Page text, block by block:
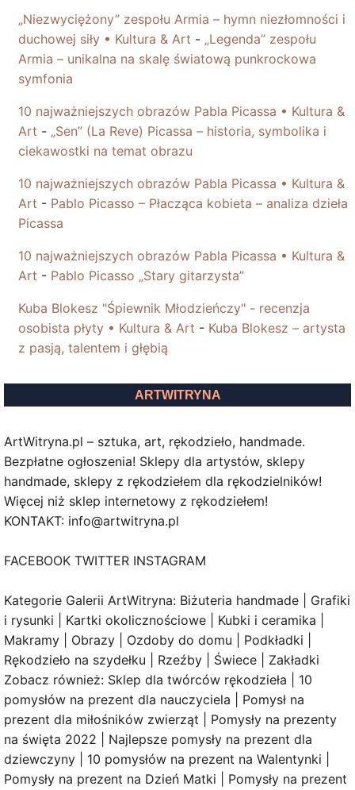
„Niezwyciężony” zespołu Armia – hymn niezłomności i
duchowej siły • Kultura & Art - „Legenda” zespołu
Armia – unikalna na skalę światową punkrockowa
symfonia
10 najważniejszych obrazów Pabla Picassa • Kultura &
Art - „Sen” (La Reve) Picassa – historia, symbolika i
ciekawostki na temat obrazu
10 najważniejszych obrazów Pabla Picassa • Kultura &
Art - Pablo Picasso – Płacząca kobieta – analiza dzieła
Picassa
10 najważniejszych obrazów Pabla Picassa • Kultura &
Art - Pablo Picasso „Stary gitarzysta”
Kuba Blokesz "Śpiewnik Młodzieńczy" - recenzja
osobista płyty • Kultura & Art - Kuba Blokesz – artysta
z pasją, talentem i głębią
ARTWITRYNA
ArtWitryna.pl – sztuka, art, rękodzieło, handmade.
Bezpłatne ogłoszenia! Sklepy dla artystów, sklepy
handmade, sklepy z rękodziełem dla rękodzielników!
Więcej niż sklep internetowy z rękodziełem!
KONTAKT: info@artwitryna.pl
FACEBOOK TWITTER INSTAGRAM
Kategorie Galerii ArtWitryna: Biżuteria handmade | Grafiki
i rysunki | Kartki okolicznościowe | Kubki i ceramika |
Makramy | Obrazy | Ozdoby do domu | Podkładki |
Rękodzieło na szydełku | Rzeźby | Świece | Zakładki
Zobacz również: Sklep dla twórców rękodzieła | 10
pomysłów na prezent dla nauczyciela | Pomysł na
prezent dla miłośników zwierząt | Pomysły na prezenty
na święta 2022 | Najlepsze pomysły na prezent dla
dziewczyny | 10 pomysłów na prezent na Walentynki |
Pomysły na prezent na Dzień Matki | Pomysły na prezent